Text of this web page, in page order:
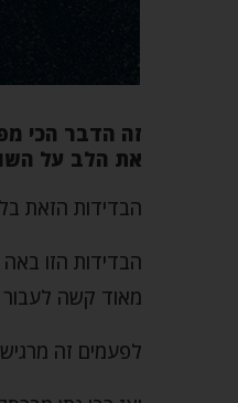
זה הדבר הכי
את הלב על
הבדידות הזאת
הבדידות הזו
מאוד קשה
לפעמים זה